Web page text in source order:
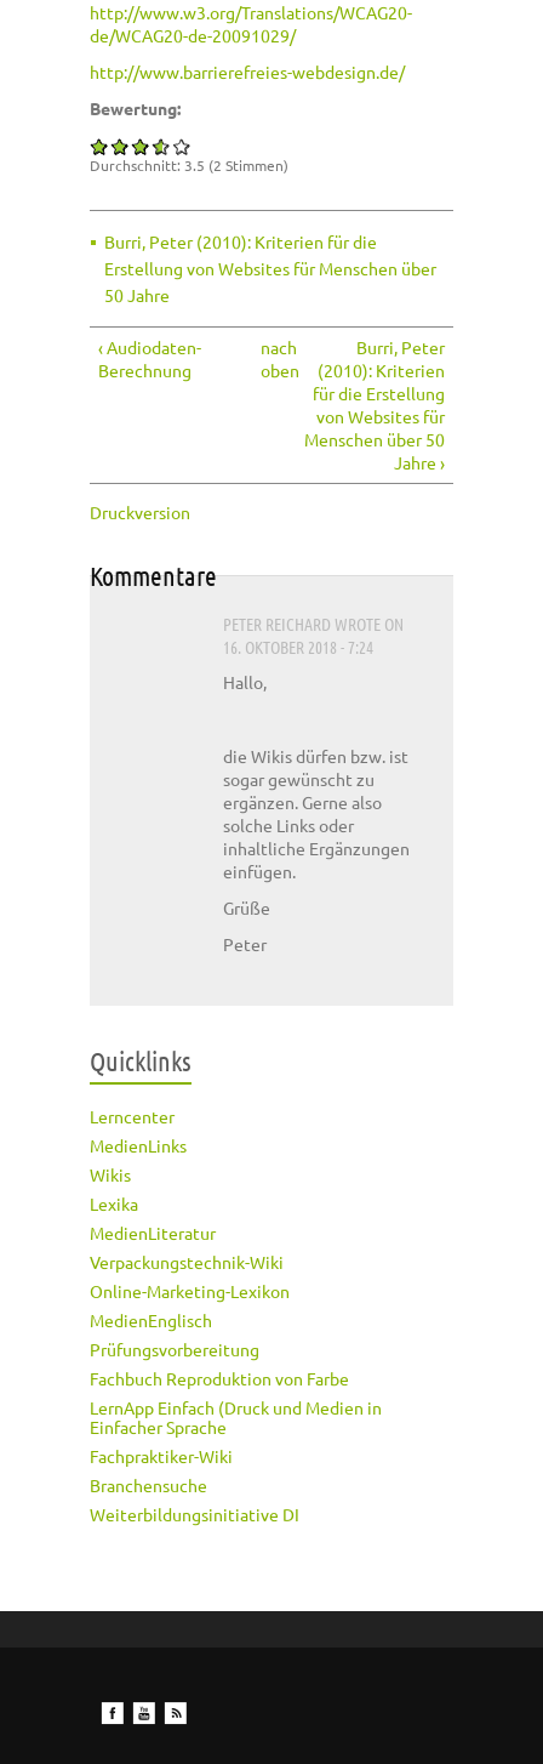
http://www.w3.org/Translations/WCAG20-
de/WCAG20-de-20091029/
http://www.barrierefreies-webdesign.de/
Bewertung:
Durchschnitt: 3.5 (2 Stimmen)
Burri, Peter (2010): Kriterien für die
Erstellung von Websites für Menschen über
50 Jahre
‹ Audiodaten-
Berechnung
nach
oben
Burri, Peter
(2010): Kriterien
für die Erstellung
von Websites für
Menschen über 50
Jahre ›
Druckversion
Kommentare
PETER REICHARD WROTE ON
16. OKTOBER 2018 - 7:24
Hallo,
die Wikis dürfen bzw. ist
sogar gewünscht zu
ergänzen. Gerne also
solche Links oder
inhaltliche Ergänzungen
einfügen.
Grüße
Peter
Quicklinks
Lerncenter
MedienLinks
Wikis
Lexika
MedienLiteratur
Verpackungstechnik-Wiki
Online-Marketing-Lexikon
MedienEnglisch
Prüfungsvorbereitung
Fachbuch Reproduktion von Farbe
LernApp Einfach (Druck und Medien in
Einfacher Sprache
Fachpraktiker-Wiki
Branchensuche
Weiterbildungsinitiative DI